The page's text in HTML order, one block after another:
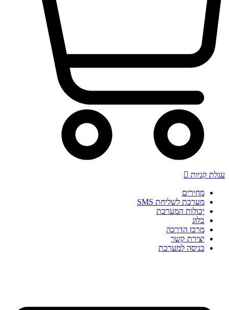
עגלת קניות
מחירים
מערכת לשליחת SMS
יכולות המערכת
בלוג
מרכז הדרכה
יצירת קשר
כניסה למערכת